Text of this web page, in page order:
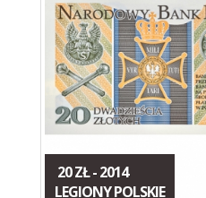
20 ZŁ - 2014
LEGIONY POLSKIE